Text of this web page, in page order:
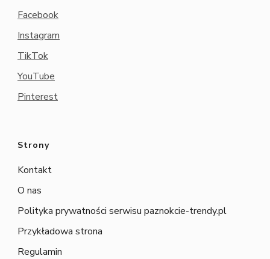
Facebook
Instagram
TikTok
YouTube
Pinterest
Strony
Kontakt
O nas
Polityka prywatności serwisu paznokcie-trendy.pl
Przykładowa strona
Regulamin